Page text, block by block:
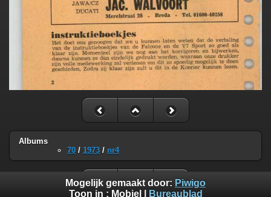
Albums
70 / 1973 / nr4
Mogelijk gemaakt door: Piwigo
Toon in : Mobiel Bureaublad